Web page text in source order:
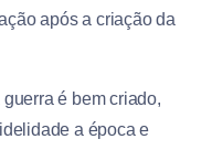
após a criação da
é bem criado,
a época e